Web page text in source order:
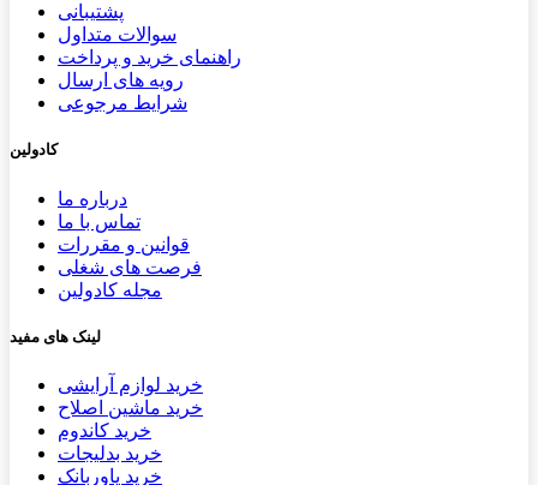
پشتیب​​انی
سوالات متداول
راهنمای خرید و پرداخت
رویه های ارسال
شرایط مرجوعی
کادولین
درباره ما
تماس با ما
قوانین و مقررات
فرصت های شغلی
مجله کادولین
لینک های مفید
خرید لوازم آرایشی
خرید ماشین اصلاح
خرید کاندوم
خرید بدلیجات
خرید پاوربانک